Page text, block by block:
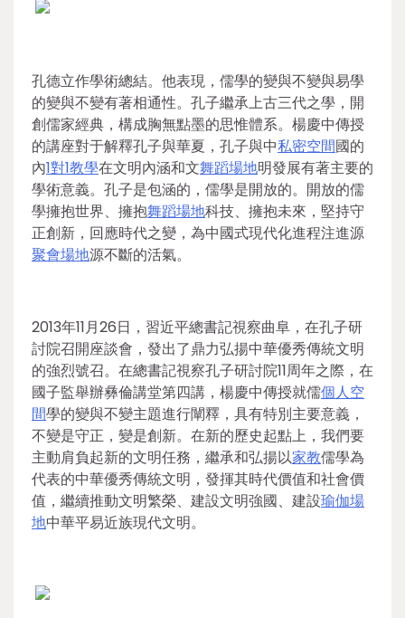
孔德立作學術總結。他表現，儒學的變與不變與易學
的變與不變有著相通性。孔子繼承上古三代之學，開
創儒家經典，構成胸無點墨的思惟體系。楊慶中傳授
的講座對于解釋孔子與華夏，孔子與中私密空間國的
內1對1教學在文明內涵和文舞蹈場地明發展有著主要的
學術意義。孔子是包涵的，儒學是開放的。開放的儒
學擁抱世界、擁抱舞蹈場地科技、擁抱未來，堅持守
正創新，回應時代之變，為中國式現代化進程注進源
聚會場地源不斷的活氣。
2013年11月26日，習近平總書記視察曲阜，在孔子研
討院召開座談會，發出了鼎力弘揚中華優秀傳統文明
的強烈號召。在總書記視察孔子研討院11周年之際，在
國子監舉辦彝倫講堂第四講，楊慶中傳授就儒個人空
間學的變與不變主題進行闡釋，具有特別主要意義，
不變是守正，變是創新。在新的歷史起點上，我們要
主動肩負起新的文明任務，繼承和弘揚以家教儒學為
代表的中華優秀傳統文明，發揮其時代價值和社會價
值，繼續推動文明繁榮、建設文明強國、建設瑜伽場
地中華平易近族現代文明。